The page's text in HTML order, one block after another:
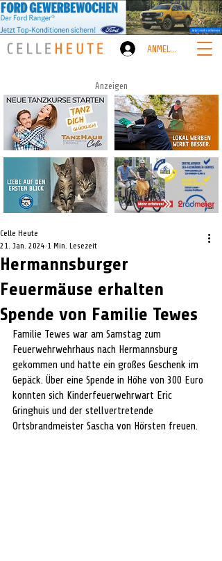
ANMELDEN
Anzeigen
Hermannsburger
Feuermäuse erhalten
Spende von Familie Tewes
Celle Heute
21. Jan. 2024 1 Min. Lesezeit
Familie Tewes war am Samstag zum
Feuerwehrwehrhaus nach Hermannsburg
gekommen und hatte ein großes Geschenk im
Gepäck. Über eine Spende in Höhe von 300 Euro
konnten sich Kinderfeuerwehrwart Eric
Gringhuis und der stellvertretende
Ortsbrandmeister Sascha von Hörsten freuen.